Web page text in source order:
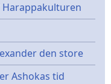
den store
Ashokas tid